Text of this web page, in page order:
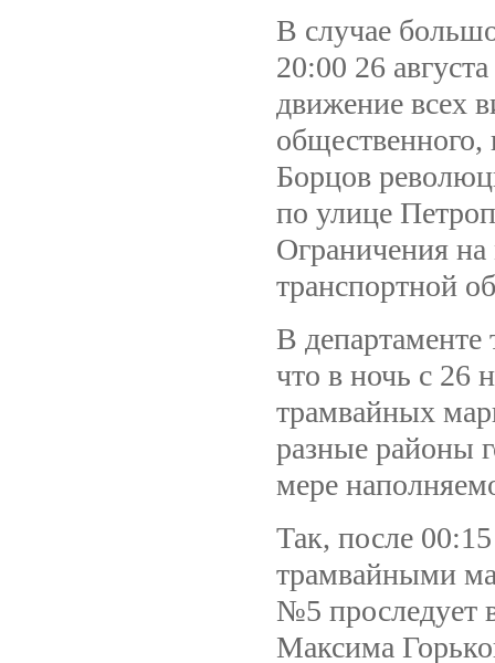
В случае
20:00 26
движение всех
Борцов
по улице
Ограничения
транспортной
В
что в ночь с 26
трамвайных
разные районы
мере
Так, после
трамвайными
№5 проследует
Максима